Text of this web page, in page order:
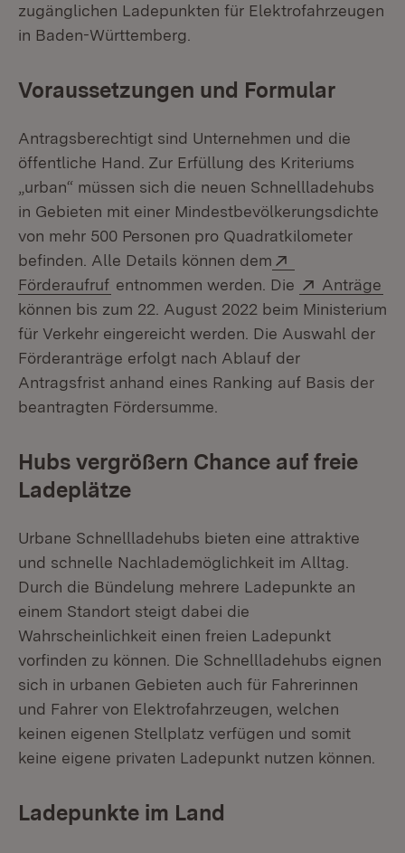
zugänglichen Ladepunkten für Elektrofahrzeugen
in Baden-Württemberg.
Voraussetzungen und Formular
Antragsberechtigt sind Unternehmen und die
öffentliche Hand. Zur Erfüllung des Kriteriums
„urban“ müssen sich die neuen Schnellladehubs
in Gebieten mit einer Mindestbevölkerungsdichte
von mehr 500 Personen pro Quadratkilometer
befinden. Alle Details können dem
Förderaufruf (Öffnet in neuem Fenster)
entnommen werden. Die Extern:
Anträge
können bis zum 22. August 2022 beim Ministerium
für Verkehr eingereicht werden. Die Auswahl der
Förderanträge erfolgt nach Ablauf der
Antragsfrist anhand eines Ranking auf Basis der
beantragten Fördersumme.
Hubs vergrößern Chance auf freie
Ladeplätze
Urbane Schnellladehubs bieten eine attraktive
und schnelle Nachlademöglichkeit im Alltag.
Durch die Bündelung mehrere Ladepunkte an
einem Standort steigt dabei die
Wahrscheinlichkeit einen freien Ladepunkt
vorfinden zu können. Die Schnellladehubs eignen
sich in urbanen Gebieten auch für Fahrerinnen
und Fahrer von Elektrofahrzeugen, welchen
keinen eigenen Stellplatz verfügen und somit
keine eigene privaten Ladepunkt nutzen können.
Ladepunkte im Land